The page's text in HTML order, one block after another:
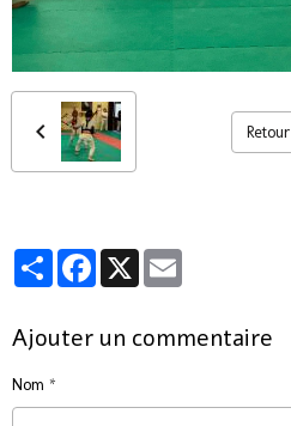
Retour
PartagerFacebook
X
Ajouter un commentaire
Nom